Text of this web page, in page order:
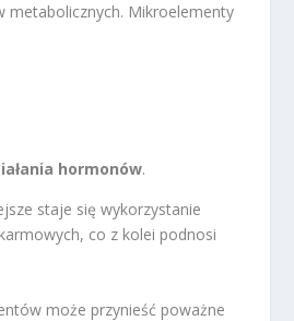
metabolicznych. Mikroelementy
hormonów.
staje się wykorzystanie
co z kolei podnosi
może przynieść poważne